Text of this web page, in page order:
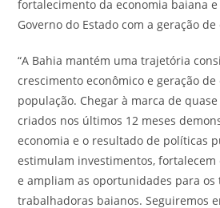
fortalecimento da economia baiana
Governo do Estado com a geração
“A Bahia mantém uma trajetória
crescimento econômico e geração
população. Chegar à marca de
criados nos últimos 12 meses
economia e o resultado de políticas
estimulam investimentos, fortalecem
e ampliam as oportunidades para os
trabalhadoras baianos. Seguiremos